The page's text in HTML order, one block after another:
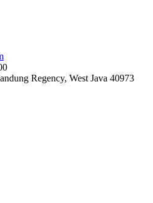
Regency, West Java 40973